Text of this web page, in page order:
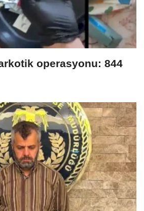
operasyonu: 844